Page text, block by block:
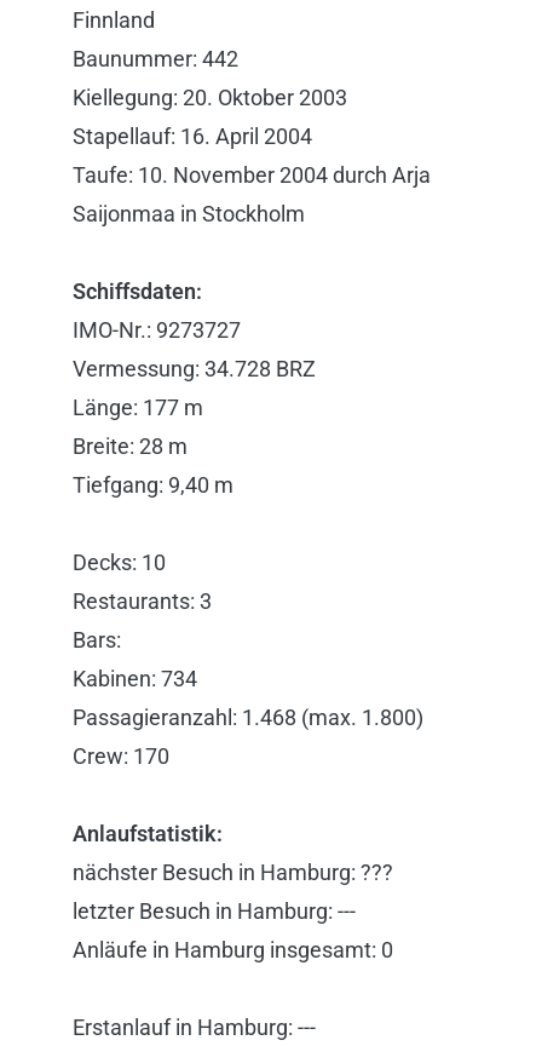
Finnland
Baunummer: 442
Kiellegung: 20. Oktober 2003
Stapellauf: 16. April 2004
Taufe: 10. November 2004 durch Arja
Saijonmaa in Stockholm
Schiffsdaten:
IMO-Nr.: 9273727
Vermessung: 34.728 BRZ
Länge: 177 m
Breite: 28 m
Tiefgang: 9,40 m
Decks: 10
Restaurants: 3
Bars:
Kabinen: 734
Passagieranzahl: 1.468 (max. 1.800)
Crew: 170
Anlaufstatistik:
nächster Besuch in Hamburg: ???
letzter Besuch in Hamburg: ---
Anläufe in Hamburg insgesamt: 0
Erstanlauf in Hamburg: ---